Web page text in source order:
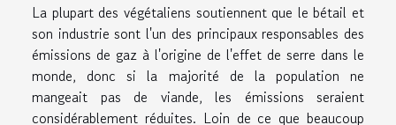
La plupart des végétaliens soutiennent que le bétail et
son industrie sont l'un des principaux responsables des
émissions de gaz à l'origine de l'effet de serre dans le
monde, donc si la majorité de la population ne
mangeait pas de viande, les émissions seraient
considérablement réduites. Loin de ce que beaucoup